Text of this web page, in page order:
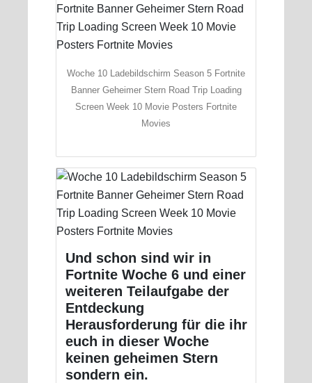
Woche 10 Ladebildschirm Season 5 Fortnite
Banner Geheimer Stern Road Trip Loading
Screen Week 10 Movie Posters Fortnite
Movies
Und schon sind wir in
Fortnite Woche 6 und einer
weiteren Teilaufgabe der
Entdeckung
Herausforderung für die ihr
euch in dieser Woche
keinen geheimen Stern
sondern ein.